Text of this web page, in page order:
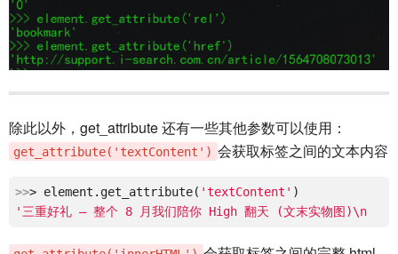
除此以外，get_attribute 还有一些其他参数可以使用：
get_attribute('textContent') 会获取标签之间的文本内容
>>> element.get_attribute( 'textContent'
'三重好礼 — 整个 8 月我们陪你 High 翻天 (文末实物图)\n